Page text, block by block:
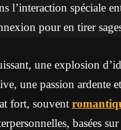
l’interaction spéciale
pour en tirer
une explosion
une passion ardente
fort, souvent
basées sur